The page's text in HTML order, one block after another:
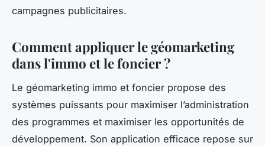
campagnes publicitaires.
Comment appliquer le géomarketing
dans l'immo et le foncier ?
Le géomarketing immo et foncier propose des
systèmes puissants pour maximiser l’administration
des programmes et maximiser les opportunités de
développement. Son application efficace repose sur